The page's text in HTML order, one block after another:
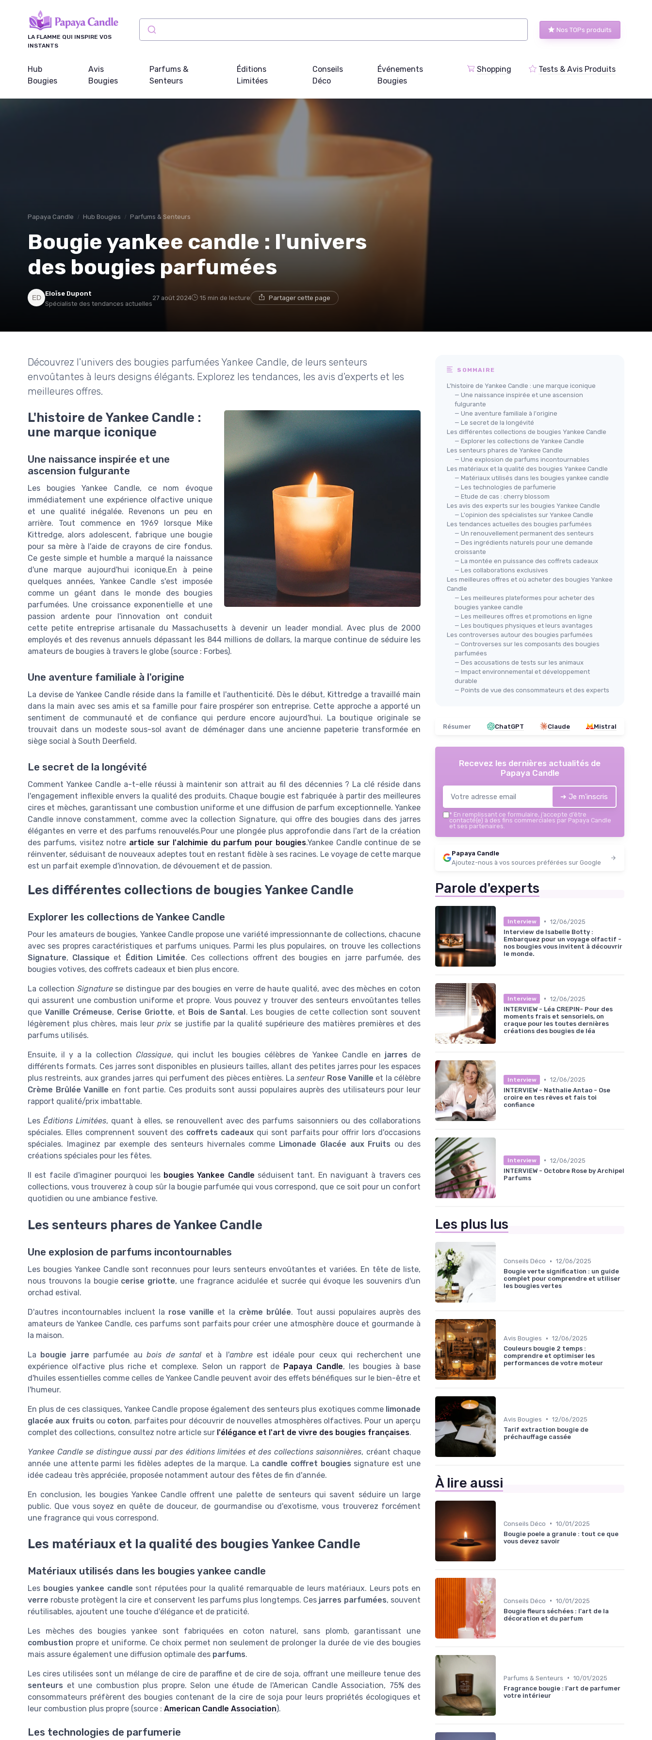
LA FLAMME QUI INSPIRE VOS
INSTANTS
Nos TOPs produits
Hub
Bougies
Avis
Bougies
Parfums &
Senteurs
Éditions
Limitées
Conseils
Déco
Événements
Bougies
Shopping Tests & Avis Produits
Papaya Candle Hub Bougies Parfums & Senteurs
Bougie yankee candle : l'univers
des bougies parfumées
Eloïse Dupont
Spécialiste des tendances actuelles
27 août 2024 15 min de lecture Partager cette page
Découvrez l'univers des bougies parfumées Yankee Candle, de leurs senteurs
envoûtantes à leurs designs élégants. Explorez les tendances, les avis d'experts et les
meilleures offres.
L'histoire de Yankee Candle :
une marque iconique
Une naissance inspirée et une
ascension fulgurante
Les bougies Yankee Candle, ce nom évoque
immédiatement une expérience olfactive unique
et une qualité inégalée. Revenons un peu en
arrière. Tout commence en 1969 lorsque Mike
Kittredge, alors adolescent, fabrique une bougie
pour sa mère à l'aide de crayons de cire fondus.
Ce geste simple et humble a marqué la naissance
d'une marque aujourd'hui iconique.En à peine
quelques années, Yankee Candle s'est imposée
comme un géant dans le monde des bougies
parfumées. Une croissance exponentielle et une
passion ardente pour l'innovation ont conduit
cette petite entreprise artisanale du Massachusetts à devenir un leader mondial. Avec plus de 2000
employés et des revenus annuels dépassant les 844 millions de dollars, la marque continue de séduire les
amateurs de bougies à travers le globe (source : Forbes).
Une aventure familiale à l'origine
La devise de Yankee Candle réside dans la famille et l'authenticité. Dès le début, Kittredge a travaillé main
dans la main avec ses amis et sa famille pour faire prospérer son entreprise. Cette approche a apporté un
sentiment de communauté et de confiance qui perdure encore aujourd'hui. La boutique originale se
trouvait dans un modeste sous-sol avant de déménager dans une ancienne papeterie transformée en
siège social à South Deerfield.
Le secret de la longévité
Comment Yankee Candle a-t-elle réussi à maintenir son attrait au fil des décennies ? La clé réside dans
l'engagement inflexible envers la qualité des produits. Chaque bougie est fabriquée à partir des meilleures
cires et mèches, garantissant une combustion uniforme et une diffusion de parfum exceptionnelle. Yankee
Candle innove constamment, comme avec la collection Signature, qui offre des bougies dans des jarres
élégantes en verre et des parfums renouvelés.Pour une plongée plus approfondie dans l'art de la création
des parfums, visitez notre article sur l'alchimie du parfum pour bougies.Yankee Candle continue de se
réinventer, séduisant de nouveaux adeptes tout en restant fidèle à ses racines. Le voyage de cette marque
est un parfait exemple d'innovation, de dévouement et de passion.
Les différentes collections de bougies Yankee Candle
Explorer les collections de Yankee Candle
Pour les amateurs de bougies, Yankee Candle propose une variété impressionnante de collections, chacune
avec ses propres caractéristiques et parfums uniques. Parmi les plus populaires, on trouve les collections
Signature, Classique et Édition Limitée. Ces collections offrent des bougies en jarre parfumée, des
bougies votives, des coffrets cadeaux et bien plus encore.
La collection Signaturese distingue par des bougies en verre de haute qualité, avec des mèches en coton
qui assurent une combustion uniforme et propre. Vous pouvez y trouver des senteurs envoûtantes telles
que Vanille Crémeuse, Cerise Griotte, et Bois de Santal . Les bougies de cette collection sont souvent
légèrement plus chères, mais leur prixse justifie par la qualité supérieure des matières premières et des
parfums utilisés.
Ensuite, il y a la collection Classique, qui inclut les bougies célèbres de Yankee Candle en jarres de
différents formats. Ces jarres sont disponibles en plusieurs tailles, allant des petites jarres pour les espaces
plus restreints, aux grandes jarres qui perfument des pièces entières. Lasenteur Rose Vanille et la célèbre
Crème Brûlée Vanille en font partie. Ces produits sont aussi populaires auprès des utilisateurs pour leur
rapport qualité/prix imbattable.
LesÉditions Limitées, quant à elles, se renouvellent avec des parfums saisonniers ou des collaborations
spéciales. Elles comprennent souvent des coffrets cadeaux qui sont parfaits pour offrir lors d'occasions
spéciales. Imaginez par exemple des senteurs hivernales comme Limonade Glacée aux Fruits ou des
créations spéciales pour les fêtes.
Il est facile d'imaginer pourquoi les bougies Yankee Candle séduisent tant. En naviguant à travers ces
collections, vous trouverez à coup sûr la bougie parfumée qui vous correspond, que ce soit pour un confort
quotidien ou une ambiance festive.
Les senteurs phares de Yankee Candle
Une explosion de parfums incontournables
Les bougies Yankee Candle sont reconnues pour leurs senteurs envoûtantes et variées. En tête de liste,
nous trouvons la bougie cerise griotte, une fragrance acidulée et sucrée qui évoque les souvenirs d'un
orchad estival.
D'autres incontournables incluent la rose vanille et la crème brûlée. Tout aussi populaires auprès des
amateurs de Yankee Candle, ces parfums sont parfaits pour créer une atmosphère douce et gourmande à
la maison.
La bougie jarre parfumée aubois de santal et à l'ambreest idéale pour ceux qui recherchent une
expérience olfactive plus riche et complexe. Selon un rapport de Papaya Candle, les bougies à base
d'huiles essentielles comme celles de Yankee Candle peuvent avoir des effets bénéfiques sur le bien-être et
l'humeur.
En plus de ces classiques, Yankee Candle propose également des senteurs plus exotiques comme limonade
glacée aux fruits ou coton, parfaites pour découvrir de nouvelles atmosphères olfactives. Pour un aperçu
complet des collections, consultez notre article sur l'élégance et l'art de vivre des bougies françaises.
Yankee Candle se distingue aussi par des éditions limitées et des collections saisonnières, créant chaque
année une attente parmi les fidèles adeptes de la marque. La candle coffret bougies signature est une
idée cadeau très appréciée, proposée notamment autour des fêtes de fin d'année.
En conclusion, les bougies Yankee Candle offrent une palette de senteurs qui savent séduire un large
public. Que vous soyez en quête de douceur, de gourmandise ou d'exotisme, vous trouverez forcément
une fragrance qui vous correspond.
Les matériaux et la qualité des bougies Yankee Candle
Matériaux utilisés dans les bougies yankee candle
Les bougies yankee candle sont réputées pour la qualité remarquable de leurs matériaux. Leurs pots en
verre robuste protègent la cire et conservent les parfums plus longtemps. Ces jarres parfumées, souvent
réutilisables, ajoutent une touche d'élégance et de praticité.
Les mèches des bougies yankee sont fabriquées en coton naturel, sans plomb, garantissant une
combustion propre et uniforme. Ce choix permet non seulement de prolonger la durée de vie des bougies
mais assure également une diffusion optimale des parfums.
Les cires utilisées sont un mélange de cire de paraffine et de cire de soja, offrant une meilleure tenue des
senteurs et une combustion plus propre. Selon une étude de l'American Candle Association, 75% des
consommateurs préfèrent des bougies contenant de la cire de soja pour leurs propriétés écologiques et
leur combustion plus propre (source : American Candle Association).
Les technologies de parfumerie
SOMMAIRE
L'histoire de Yankee Candle : une marque iconique
— Une naissance inspirée et une ascension
fulgurante
— Une aventure familiale à l'origine
— Le secret de la longévité
Les différentes collections de bougies Yankee Candle
— Explorer les collections de Yankee Candle
Les senteurs phares de Yankee Candle
— Une explosion de parfums incontournables
Les matériaux et la qualité des bougies Yankee Candle
— Matériaux utilisés dans les bougies yankee candle
— Les technologies de parfumerie
— Etude de cas : cherry blossom
Les avis des experts sur les bougies Yankee Candle
— L'opinion des spécialistes sur Yankee Candle
Les tendances actuelles des bougies parfumées
— Un renouvellement permanent des senteurs
— Des ingrédients naturels pour une demande
croissante
— La montée en puissance des coffrets cadeaux
— Les collaborations exclusives
Les meilleures offres et où acheter des bougies Yankee
Candle
— Les meilleures plateformes pour acheter des
bougies yankee candle
— Les meilleures offres et promotions en ligne
— Les boutiques physiques et leurs avantages
Les controverses autour des bougies parfumées
— Controverses sur les composants des bougies
parfumées
— Des accusations de tests sur les animaux
— Impact environnemental et développement
durable
— Points de vue des consommateurs et des experts
Résumer ChatGPT Claude Mistral
Recevez les dernières actualités de
Papaya Candle
➔ Je m'inscris
* En remplissant ce formulaire, j’accepte d’être
contacté(e) à des fins commerciales par Papaya Candle
et ses partenaires.
Papaya Candle
Ajoutez-nous à vos sources préférées sur Google
Parole d'experts
Interview • 12/06/2025
Interview de Isabelle Botty :
Embarquez pour un voyage olfactif -
nos bougies vous invitent à découvrir
le monde.
Interview • 12/06/2025
INTERVIEW - Léa CREPIN- Pour des
moments frais et sensoriels, on
craque pour les toutes dernières
créations des bougies de léa
Interview • 12/06/2025
INTERVIEW - Nathalie Antao - Ose
croire en tes rêves et fais toi
confiance
Interview • 12/06/2025
INTERVIEW - Octobre Rose by Archipel
Parfums
Les plus lus
Conseils Déco • 12/06/2025
Bougie verte signification : un guide
complet pour comprendre et utiliser
les bougies vertes
Avis Bougies • 12/06/2025
Couleurs bougie 2 temps :
comprendre et optimiser les
performances de votre moteur
Avis Bougies • 12/06/2025
Tarif extraction bougie de
préchauffage cassée
À lire aussi
Conseils Déco • 10/01/2025
Bougie poele a granule : tout ce que
vous devez savoir
Conseils Déco • 10/01/2025
Bougie fleurs séchées : l'art de la
décoration et du parfum
Parfums & Senteurs • 10/01/2025
Fragrance bougie : l'art de parfumer
votre intérieur